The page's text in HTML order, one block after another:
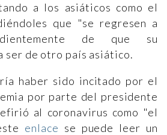
a los asiáticos como el
que "se regresen a
de que su
ser de otro país asiático.
haber sido incitado por el
por parte del presidente
al coronavirus como "el
enlace se puede leer un